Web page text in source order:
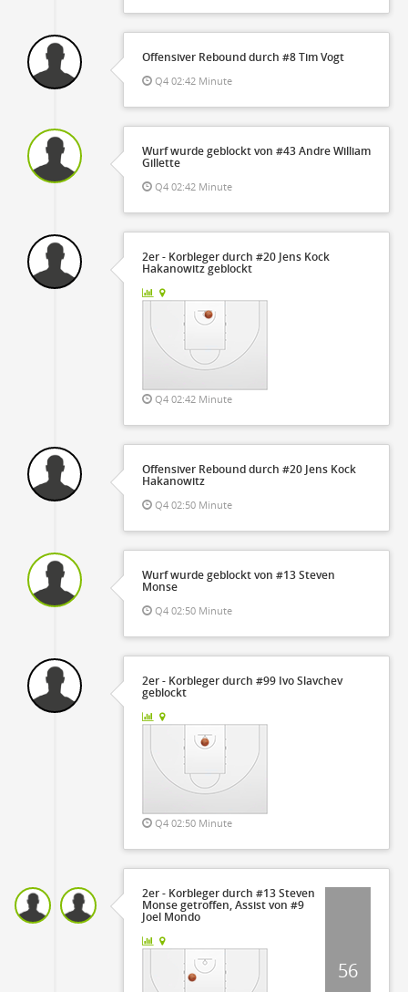
Offensiver Rebound durch #8 Tim Vogt
Q4 02:42 Minute
Wurf wurde geblockt von #43 Andre William
Gillette
Q4 02:42 Minute
2er - Korbleger durch #20 Jens Kock
Hakanowitz geblockt
Q4 02:42 Minute
Offensiver Rebound durch #20 Jens Kock
Hakanowitz
Q4 02:50 Minute
Wurf wurde geblockt von #13 Steven
Monse
Q4 02:50 Minute
2er - Korbleger durch #99 Ivo Slavchev
geblockt
Q4 02:50 Minute
2er - Korbleger durch #13 Steven
Monse getroffen, Assist von #9
Joel Mondo
56